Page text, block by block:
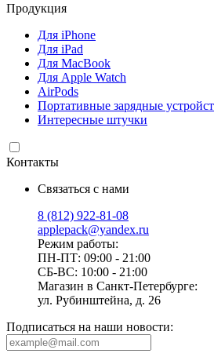
Продукция
Для iPhone
Для iPad
Для MacBook
Для Apple Watch
AirPods
Портативные зарядные
Интересные штучки
Контакты
Связаться с нами
8 (812) 922-81-08
applepack@yandex.ru
Режим работы:
ПН-ПТ: 09:00 - 21:00
СБ-ВС: 10:00 - 21:00
Магазин в Санкт-Петербурге:
ул. Рубинштейна, д. 26
Подписаться на наши новости: